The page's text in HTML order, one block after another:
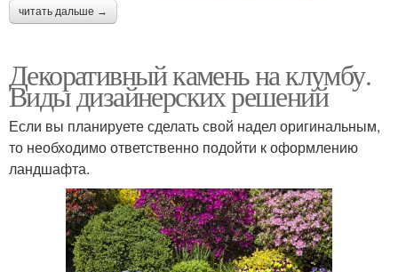
читать дальше →
Декоративный камень на клумбу.
Виды дизайнерских решений
Если вы планируете сделать свой надел оригинальным,
то необходимо ответственно подойти к оформлению
ландшафта.